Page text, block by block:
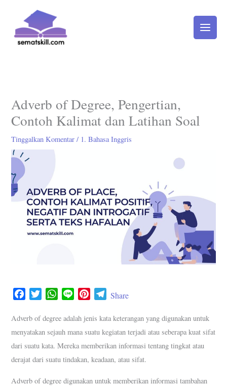
konten
Adverb of Degree, Pengertian,
Contoh Kalimat dan Latihan Soal
Tinggalkan Komentar / 1. Bahasa Inggris
c
e
b
k
i
t
t
e
W
a
t
s
p
n
e
n
t
e
r
s
T
l
e
g
m
Share
Adverb of degree adalah jenis kata keterangan yang digunakan untuk
menyatakan sejauh mana suatu kegiatan terjadi atau seberapa kuat sifat
dari suatu kata. Mereka memberikan informasi tentang tingkat atau
derajat dari suatu tindakan, keadaan, atau sifat.
Adverb of degree digunakan untuk memberikan informasi tambahan